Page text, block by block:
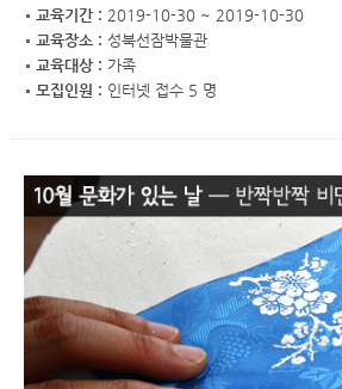
교육기간 : 2019-10-30 ~ 2019-10-30
교육장소 : 성북선잠박물관
교육대상 : 가족
모집인원 : 인터넷 접수 5 명